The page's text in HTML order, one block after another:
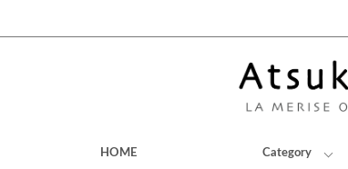
HOME Category